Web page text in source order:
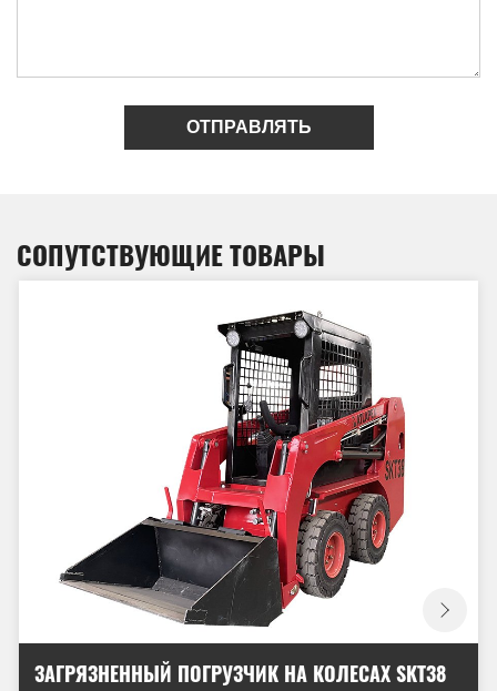
ОТПРАВЛЯТЬ
СОПУТСТВУЮЩИЕ ТОВАРЫ
ЗАГРЯЗНЕННЫЙ ПОГРУЗЧИК НА КОЛЕСАХ SKT38